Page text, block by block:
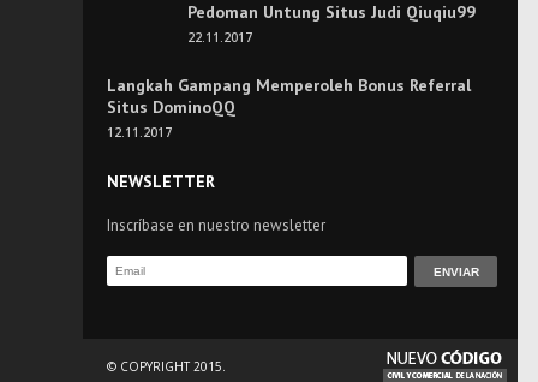
Pedoman Untung Situs Judi Qiuqiu99
22.11.2017
Langkah Gampang Memperoleh Bonus Referral
Situs DominoQQ
12.11.2017
NEWSLETTER
Inscríbase en nuestro newsletter
© COPYRIGHT 2015.